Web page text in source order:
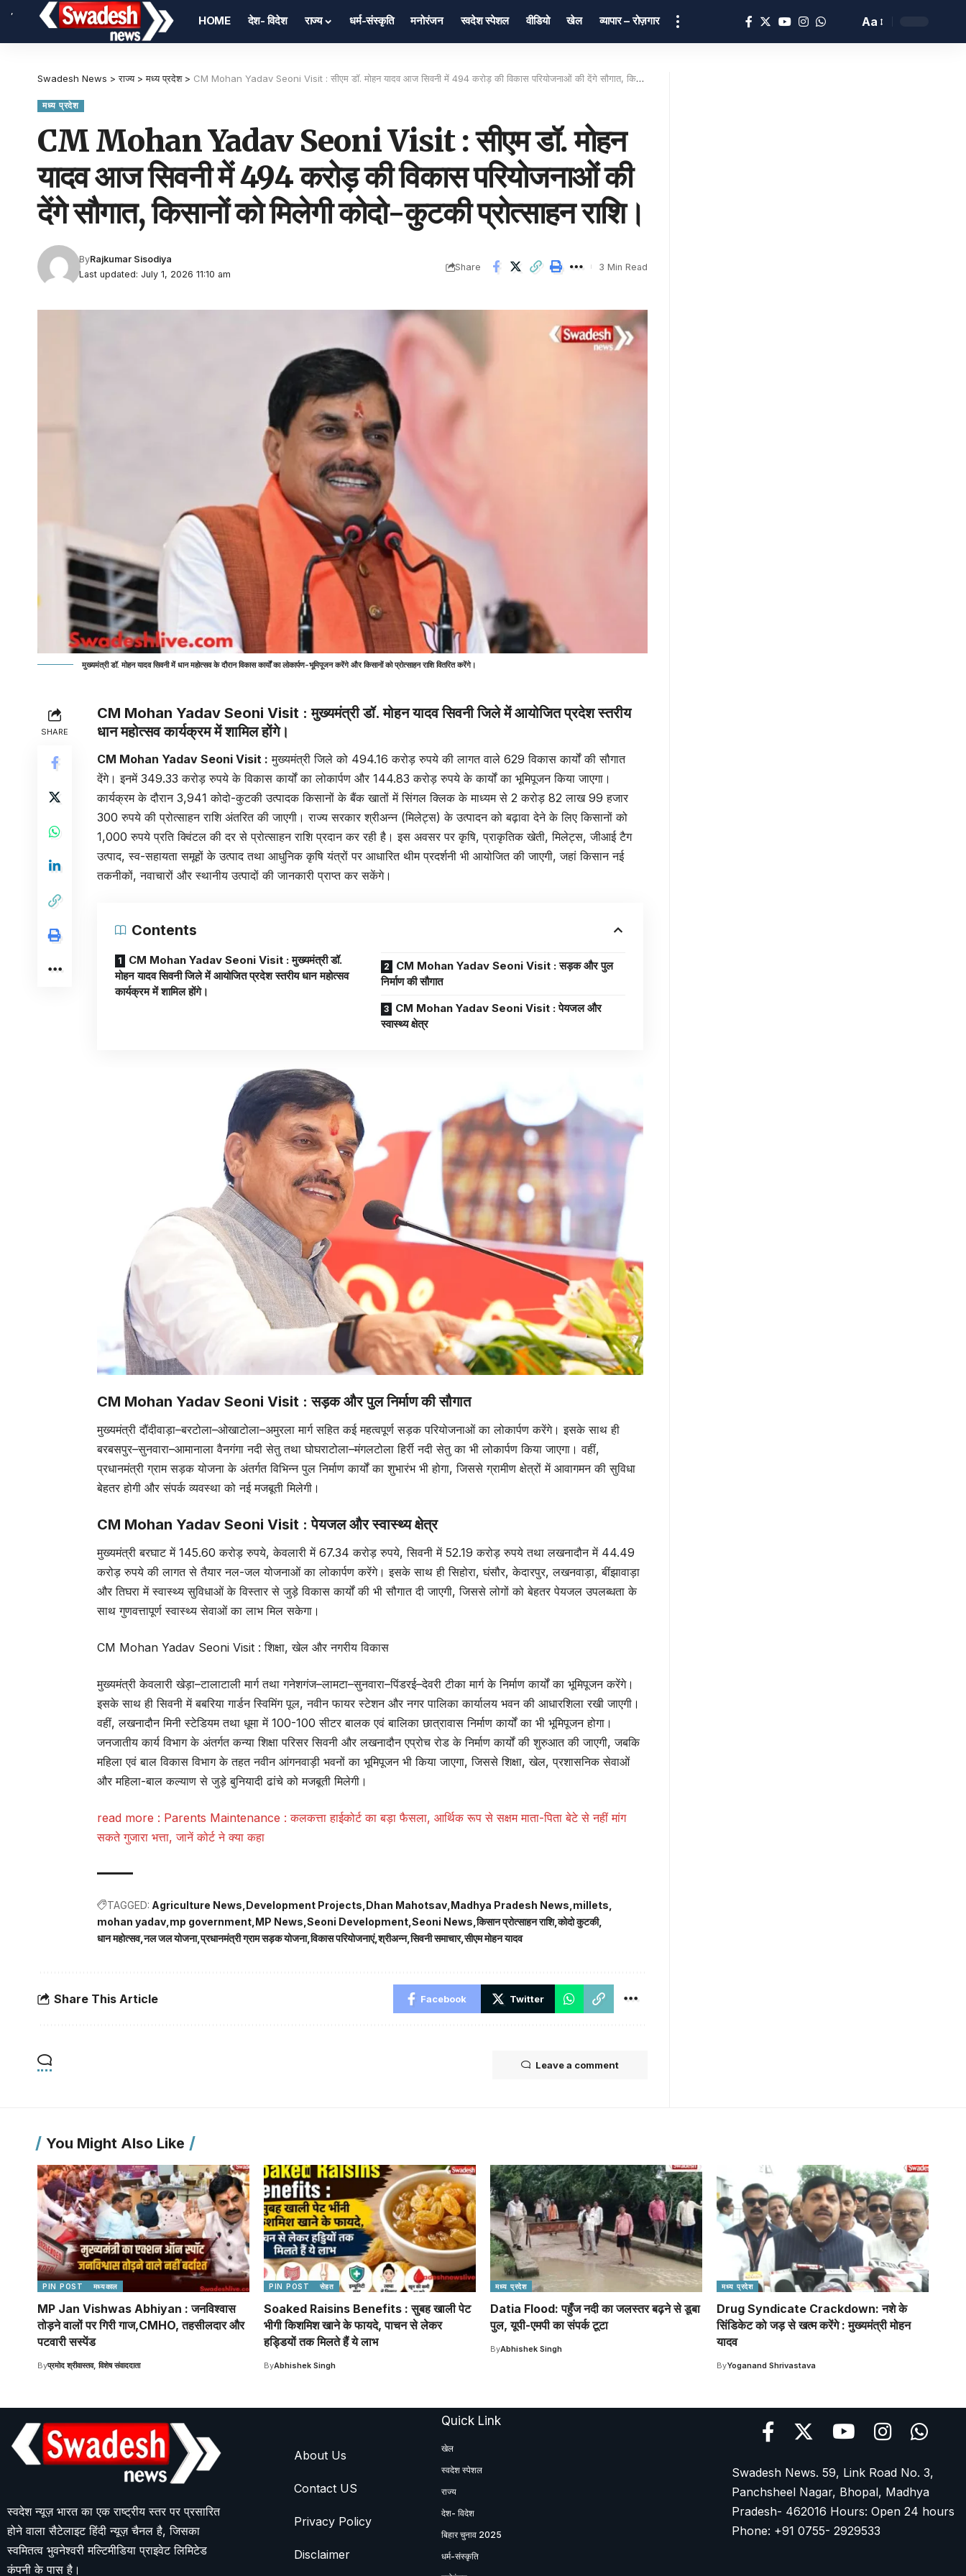
,
HOME देश- विदेश राज्य धर्म-संस्कृति मनोरंजन स्वदेश स्पेशल वीडियो खेल व्यापार – रोज़गार Aa
Swadesh News >राज्य>मध्य प्रदेश> CM Mohan Yadav Seoni Visit : सीएम डॉ. मोहन यादव आज सिवनी में 494 करोड़ की विकास परियोजनाओं की देंगे सौगात, किसानों को मिलेगी कोदो-कुटकी प्रोत्साहन राशि।
मध्य प्रदेश
CM Mohan Yadav Seoni Visit : सीएम डॉ. मोहन
यादव आज सिवनी में 494 करोड़ की विकास परियोजनाओं की
देंगे सौगात, किसानों को मिलेगी कोदो-कुटकी प्रोत्साहन राशि।
Last updated: July 1, 2026 11:10 am
ByRajkumar Sisodiya
Share 3 Min Read
मुख्यमंत्री डॉ. मोहन यादव सिवनी में धान महोत्सव के दौरान विकास कार्यों का लोकार्पण-भूमिपूजन करेंगे और किसानों को प्रोत्साहन राशि वितरित करेंगे।
SHARE
CM Mohan Yadav Seoni Visit : मुख्यमंत्री डॉ. मोहन यादव सिवनी जिले में आयोजित प्रदेश स्तरीय
धान महोत्सव कार्यक्रम में शामिल होंगे।
CM Mohan Yadav Seoni Visit : मुख्यमंत्री जिले को 494.16 करोड़ रुपये की लागत वाले 629 विकास कार्यों की सौगात
देंगे। इनमें 349.33 करोड़ रुपये के विकास कार्यों का लोकार्पण और 144.83 करोड़ रुपये के कार्यों का भूमिपूजन किया जाएगा।
कार्यक्रम के दौरान 3,941 कोदो-कुटकी उत्पादक किसानों के बैंक खातों में सिंगल क्लिक के माध्यम से 2 करोड़ 82 लाख 99 हजार
300 रुपये की प्रोत्साहन राशि अंतरित की जाएगी। राज्य सरकार श्रीअन्न (मिलेट्स) के उत्पादन को बढ़ावा देने के लिए किसानों को
1,000 रुपये प्रति क्विंटल की दर से प्रोत्साहन राशि प्रदान कर रही है। इस अवसर पर कृषि, प्राकृतिक खेती, मिलेट्स, जीआई टैग
उत्पाद, स्व-सहायता समूहों के उत्पाद तथा आधुनिक कृषि यंत्रों पर आधारित थीम प्रदर्शनी भी आयोजित की जाएगी, जहां किसान नई
तकनीकों, नवाचारों और स्थानीय उत्पादों की जानकारी प्राप्त कर सकेंगे।
Contents
CM Mohan Yadav Seoni Visit : मुख्यमंत्री डॉ.
मोहन यादव सिवनी जिले में आयोजित प्रदेश स्तरीय धान महोत्सव
कार्यक्रम में शामिल होंगे।
CM Mohan Yadav Seoni Visit : सड़क और पुल
निर्माण की सौगात
CM Mohan Yadav Seoni Visit : पेयजल और
स्वास्थ्य क्षेत्र
CM Mohan Yadav Seoni Visit : सड़क और पुल निर्माण की सौगात
मुख्यमंत्री दौंदीवाड़ा–बरटोला–ओखाटोला–अमुरला मार्ग सहित कई महत्वपूर्ण सड़क परियोजनाओं का लोकार्पण करेंगे। इसके साथ ही
बरबसपुर–सुनवारा–आमानाला वैनगंगा नदी सेतु तथा घोघराटोला–मंगलटोला हिर्री नदी सेतु का भी लोकार्पण किया जाएगा। वहीं,
प्रधानमंत्री ग्राम सड़क योजना के अंतर्गत विभिन्न पुल निर्माण कार्यों का शुभारंभ भी होगा, जिससे ग्रामीण क्षेत्रों में आवागमन की सुविधा
बेहतर होगी और संपर्क व्यवस्था को नई मजबूती मिलेगी।
CM Mohan Yadav Seoni Visit : पेयजल और स्वास्थ्य क्षेत्र
मुख्यमंत्री बरघाट में 145.60 करोड़ रुपये, केवलारी में 67.34 करोड़ रुपये, सिवनी में 52.19 करोड़ रुपये तथा लखनादौन में 44.49
करोड़ रुपये की लागत से तैयार नल-जल योजनाओं का लोकार्पण करेंगे। इसके साथ ही सिहोरा, घंसौर, केदारपुर, लखनवाड़ा, बींझावाड़ा
और तिघरा में स्वास्थ्य सुविधाओं के विस्तार से जुड़े विकास कार्यों की भी सौगात दी जाएगी, जिससे लोगों को बेहतर पेयजल उपलब्धता के
साथ गुणवत्तापूर्ण स्वास्थ्य सेवाओं का लाभ मिल सकेगा।
CM Mohan Yadav Seoni Visit : शिक्षा, खेल और नगरीय विकास
मुख्यमंत्री केवलारी खेड़ा–टालाटाली मार्ग तथा गनेशगंज–लामटा–सुनवारा–पिंडरई–देवरी टीका मार्ग के निर्माण कार्यों का भूमिपूजन करेंगे।
इसके साथ ही सिवनी में बबरिया गार्डन स्विमिंग पूल, नवीन फायर स्टेशन और नगर पालिका कार्यालय भवन की आधारशिला रखी जाएगी।
वहीं, लखनादौन मिनी स्टेडियम तथा धूमा में 100-100 सीटर बालक एवं बालिका छात्रावास निर्माण कार्यों का भी भूमिपूजन होगा।
जनजातीय कार्य विभाग के अंतर्गत कन्या शिक्षा परिसर सिवनी और लखनादौन एप्रोच रोड के निर्माण कार्यों की शुरुआत की जाएगी, जबकि
महिला एवं बाल विकास विभाग के तहत नवीन आंगनवाड़ी भवनों का भूमिपूजन भी किया जाएगा, जिससे शिक्षा, खेल, प्रशासनिक सेवाओं
और महिला-बाल कल्याण से जुड़े बुनियादी ढांचे को मजबूती मिलेगी।
read more : Parents Maintenance : कलकत्ता हाईकोर्ट का बड़ा फैसला, आर्थिक रूप से सक्षम माता-पिता बेटे से नहीं मांग
सकते गुजारा भत्ता, जानें कोर्ट ने क्या कहा
TAGGED: Agriculture News Development Projects Dhan Mahotsav Madhya Pradesh News millets
mohan yadav mp government MP News Seoni Development Seoni News किसान प्रोत्साहन राशि कोदो कुटकी
धान महोत्सव नल जल योजना प्रधानमंत्री ग्राम सड़क योजना विकास परियोजनाएं श्रीअन्न सिवनी समाचार सीएम मोहन यादव
Share This Article Facebook Twitter
Leave a comment
You Might Also Like
PIN POST मध्यकाल
MP Jan Vishwas Abhiyan : जनविश्वास
तोड़ने वालों पर गिरी गाज,CMHO, तहसीलदार और
पटवारी सस्पेंड
Byप्रमोद श्रीवास्तव, विशेष संवाददाता
PIN POST सेहत
Soaked Raisins Benefits : सुबह खाली पेट
भीगी किशमिश खाने के फायदे, पाचन से लेकर
हड्डियों तक मिलते हैं ये लाभ
ByAbhishek Singh
मध्य प्रदेश
Datia Flood: पहुँज नदी का जलस्तर बढ़ने से डूबा
पुल, यूपी-एमपी का संपर्क टूटा
ByAbhishek Singh
मध्य प्रदेश
Drug Syndicate Crackdown: नशे के
सिंडिकेट को जड़ से खत्म करेंगे : मुख्यमंत्री मोहन
यादव
ByYoganand Shrivastava
स्वदेश न्यूज़ भारत का एक राष्ट्रीय स्तर पर प्रसारित
होने वाला सैटेलाइट हिंदी न्यूज़ चैनल है, जिसका
स्वमितत्व भुवनेश्वरी मल्टिमीडिया प्राइवेट लिमिटेड
कंपनी के पास है।
About Us
Contact US
Privacy Policy
Disclaimer
Quick Link
खेल
स्वदेश स्पेशल
राज्य
देश- विदेश
बिहार चुनाव 2025
धर्म-संस्कृति
Swadesh News. 59, Link Road No. 3,
Panchsheel Nagar, Bhopal, Madhya
Pradesh- 462016 Hours: Open 24 hours
Phone: +91 0755- 2929533